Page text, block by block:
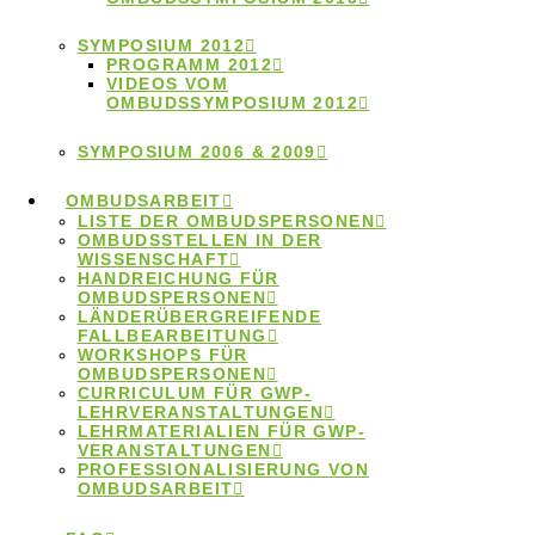
SYMPOSIUM 2012
PROGRAMM 2012
VIDEOS VOM
OMBUDSSYMPOSIUM 2012
SYMPOSIUM 2006 & 2009
OMBUDSARBEIT
LISTE DER OMBUDSPERSONEN
OMBUDSSTELLEN IN DER
WISSENSCHAFT
HANDREICHUNG FÜR
OMBUDSPERSONEN
LÄNDERÜBERGREIFENDE
FALLBEARBEITUNG
WORKSHOPS FÜR
OMBUDSPERSONEN
CURRICULUM FÜR GWP-
LEHRVERANSTALTUNGEN
LEHRMATERIALIEN FÜR GWP-
VERANSTALTUNGEN
PROFESSIONALISIERUNG VON
OMBUDSARBEIT
Wo finde ich meine lokale
Ombudsperson?
Kontakt zum Ombudsgremium
Schlagwörter
Anonymität Autorschaften
Datenfälschung Datennutzung ENRIO
Fehlverhalten Forschungsdaten
Forschungsethik gute Betreuung GWP